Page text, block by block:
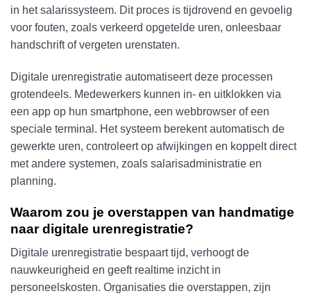
in het salarissysteem. Dit proces is tijdrovend en gevoelig
voor fouten, zoals verkeerd opgetelde uren, onleesbaar
handschrift of vergeten urenstaten.
Digitale urenregistratie automatiseert deze processen
grotendeels. Medewerkers kunnen in- en uitklokken via
een app op hun smartphone, een webbrowser of een
speciale terminal. Het systeem berekent automatisch de
gewerkte uren, controleert op afwijkingen en koppelt direct
met andere systemen, zoals salarisadministratie en
planning.
Waarom zou je overstappen van handmatige
naar digitale urenregistratie?
Digitale urenregistratie bespaart tijd, verhoogt de
nauwkeurigheid en geeft realtime inzicht in
personeelskosten. Organisaties die overstappen, zijn